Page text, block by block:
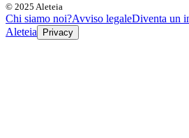
© 2025 Aleteia
Chi siamo noi?Avviso legaleDiventa un
Aleteia
Privacy